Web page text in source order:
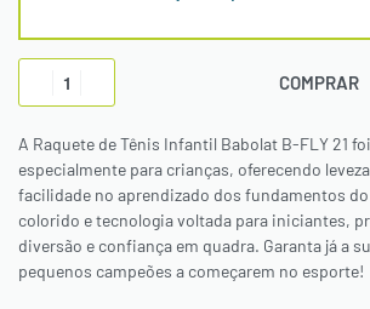
COMPRAR
A Raquete de Tênis Infantil Babolat B-FLY 21
especialmente para crianças, oferecendo
facilidade no aprendizado dos fundamentos
colorido e tecnologia voltada para iniciantes,
diversão e confiança em quadra. Garanta já a
pequenos campeões a começarem no esporte!